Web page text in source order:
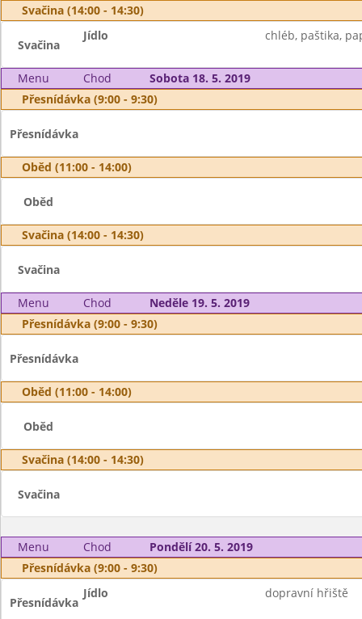
Svačina (14:00 - 14:30)
Svačina
Jídlo chléb, paštika,
Menu Chod
Sobota 18. 5. 2019
Přesnídávka (9:00 - 9:30)
Přesnídávka
Oběd (11:00 - 14:00)
Oběd
Svačina (14:00 - 14:30)
Svačina
Menu Chod
Neděle 19. 5. 2019
Přesnídávka (9:00 - 9:30)
Přesnídávka
Oběd (11:00 - 14:00)
Oběd
Svačina (14:00 - 14:30)
Svačina
Menu Chod
Pondělí 20. 5. 2019
Přesnídávka (9:00 - 9:30)
Přesnídávka
Jídlo dopravní hřiště